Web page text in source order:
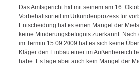
Das Amtsgericht hat mit seinem am 16.
Vorbehaltsurteil im Urkundenprozess für
Entscheidung hat es einen Mangel der
keine Minderungsbefugnis zuerkannt.
im Termin 15.09.2009 hat es sich keine
Kläger den Einbau einer im Außenbereich
habe. Es läge aber auch kein Mangel der